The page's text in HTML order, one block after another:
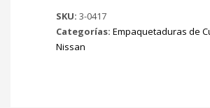
99
Mt
ZD30DDTI
SKU: 3-0417
Categorías: Empaquetaduras de
Nissan